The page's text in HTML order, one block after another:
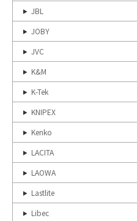
JBL
JOBY
JVC
K&M
K-Tek
KNIPEX
Kenko
LACITA
LAOWA
Lastlite
Libec